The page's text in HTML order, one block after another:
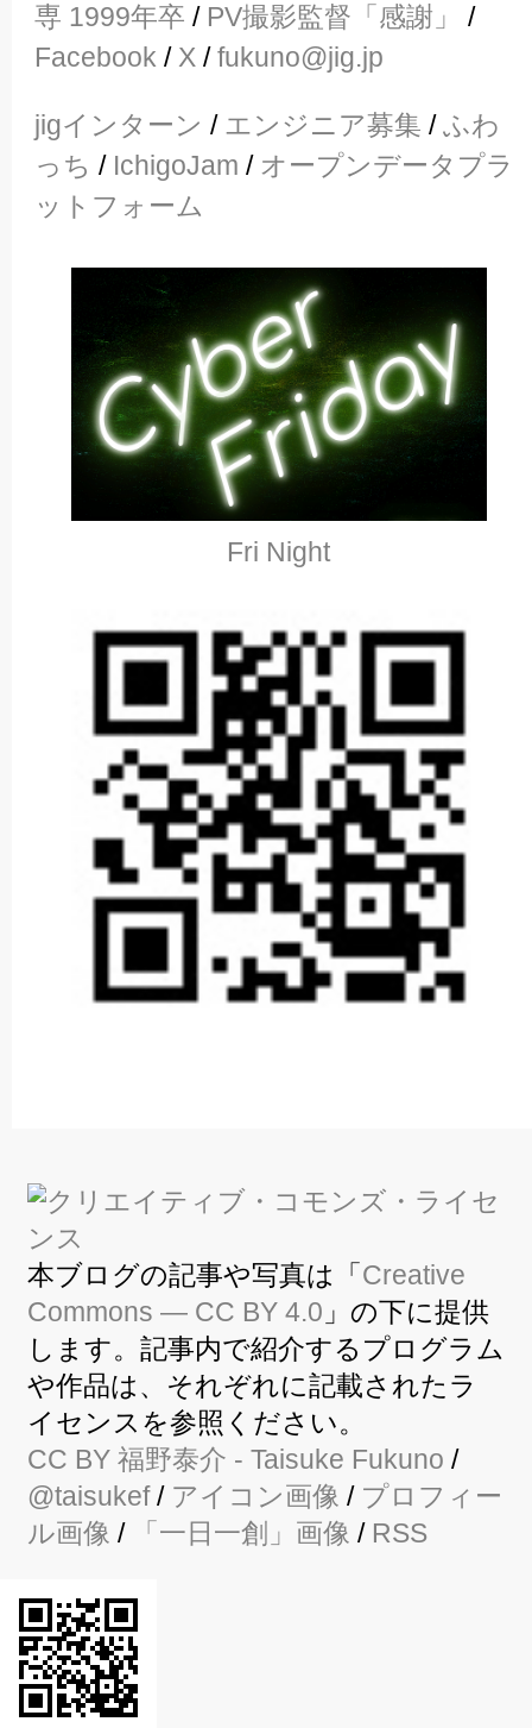
専 1999年卒 / PV撮影監督「感謝」
/
Facebook / X /fukuno@jig.jp
jigインターン / エンジニア募集 /ふわ
っち / IchigoJam / オープンデータプラ
ットフォーム
Fri Night
本ブログの記事や写真は「 Creative
Commons — CC BY 4.0 」の下に提供
します。記事内で紹介するプログラム
や作品は、それぞれに記載されたラ
イセンスを参照ください。
CC BY 福野泰介 - Taisuke Fukuno /
@taisukef/ アイコン画像 / プロフィー
ル画像 / 「一日一創」画像 / RSS